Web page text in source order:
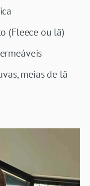
(Fleece ou lã)
meias de lã